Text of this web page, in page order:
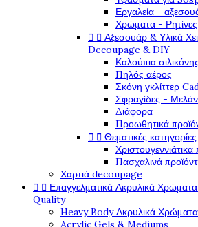
Εργαλεία -
Χρώματα -
  Αξεσουάρ & Υλικά
Decoupage & DIY
Καλούπια σιλικόνης
Πηλός αέρος
Σκόνη γκλίττερ
Σφραγίδες -
Διάφορα
Προωθητικά
  Θεματικές κατηγορίες
Χριστουγεννιάτικα
Πασχαλινά
Χαρτιά decoupage
  Επαγγελματικά Ακρυλικά
Quality
Heavy Body Ακρυλικά Χρώματα
Acrylic Gels & Mediums